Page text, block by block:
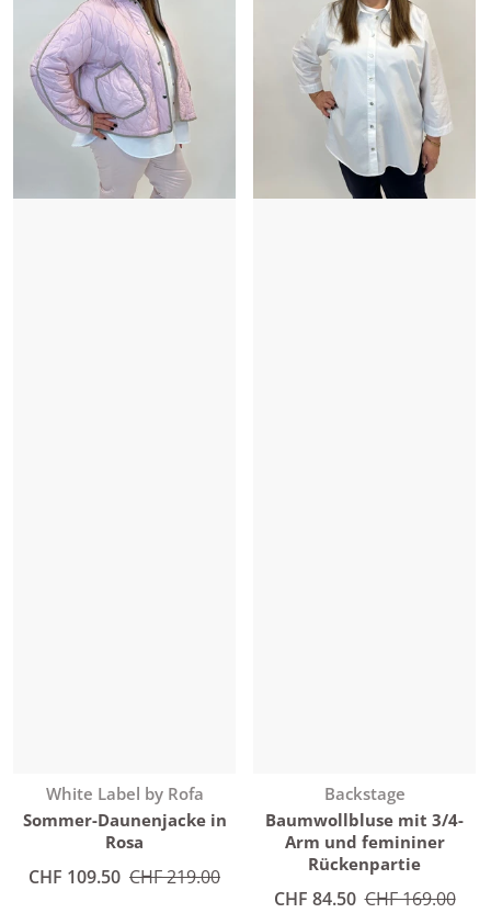
Anbieter:
White Label by Rofa
Sommer-Daunenjacke in
Rosa
Angebotspreis
CHF 109.50 Normaler Preis
CHF 219.00
Anbieter:
Backstage
Baumwollbluse mit 3/4-
Arm und femininer
Rückenpartie
Angebotspreis
CHF 84.50 Normaler Preis
CHF 169.00